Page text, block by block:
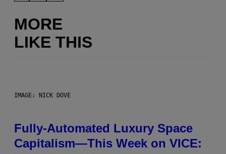
MORE
LIKE THIS
IMAGE: NICK DOVE
Fully-Automated Luxury Space
Capitalism—This Week on VICE: